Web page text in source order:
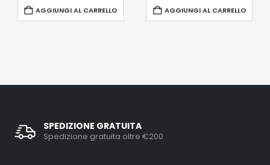
AGGIUNGI AL CARRELLO AGGIUNGI AL CARRELLO
SPEDIZIONE GRATUITA
Spedizione gratuita oltre €200